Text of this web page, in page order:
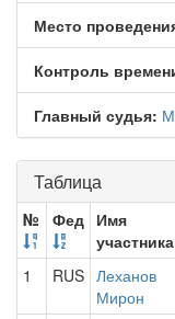
Место
Контроль
Главный судья:
Таблица
№ Фед Имя
участника
1
RUS Леханов
Мирон